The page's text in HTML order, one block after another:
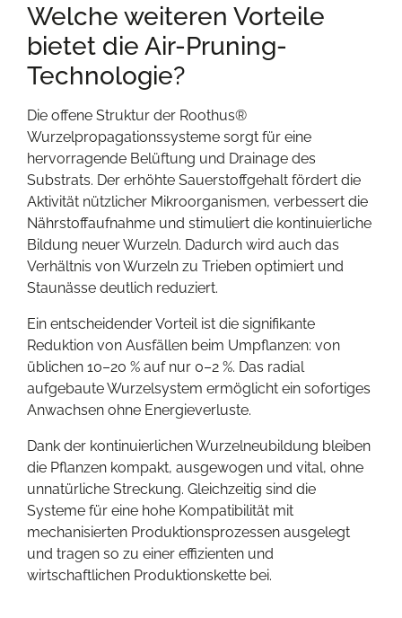
Welche weiteren Vorteile
bietet die Air-Pruning-
Technologie?
Die offene Struktur der Roothus®
Wurzelpropagationssysteme sorgt für eine
hervorragende Belüftung und Drainage des
Substrats. Der erhöhte Sauerstoffgehalt fördert die
Aktivität nützlicher Mikroorganismen, verbessert die
Nährstoffaufnahme und stimuliert die kontinuierliche
Bildung neuer Wurzeln. Dadurch wird auch das
Verhältnis von Wurzeln zu Trieben optimiert und
Staunässe deutlich reduziert.
Ein entscheidender Vorteil ist die signifikante
Reduktion von Ausfällen beim Umpflanzen: von
üblichen 10–20 % auf nur 0–2 %. Das radial
aufgebaute Wurzelsystem ermöglicht ein sofortiges
Anwachsen ohne Energieverluste.
Dank der kontinuierlichen Wurzelneubildung bleiben
die Pflanzen kompakt, ausgewogen und vital, ohne
unnatürliche Streckung. Gleichzeitig sind die
Systeme für eine hohe Kompatibilität mit
mechanisierten Produktionsprozessen ausgelegt
und tragen so zu einer effizienten und
wirtschaftlichen Produktionskette bei.